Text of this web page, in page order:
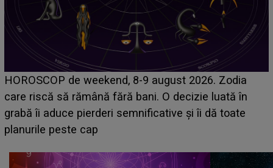
Emanuel a ținut ACEST DETALIU ASCUNS până
acum! În fața Alexandrei, concurentul din Casa Iubirii
face o MĂRTURISIRE NEAȘTEPTATĂ despre mama
sa: "I-am spus și ei în față, eu nu te iubesc pentru